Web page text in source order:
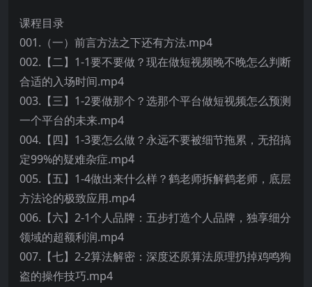
课程目录
001.（一）前言方法之下还有方法.mp4
002.【二】1-1要不要做？现在做短视频晚不晚怎么判断
合适的入场时间.mp4
003.【三】1-2要做那个？选那个平台做短视频怎么预测
一个平台的未来.mp4
004.【四】1-3要怎么做？永远不要被细节拖累，无招搞
定99%的疑难杂症.mp4
005.【五】1-4做出来什么样？鹤老师拆解鹤老师，底层
方法论的极致应用.mp4
006.【六】2-1个人品牌：五步打造个人品牌，独享细分
领域的超额利润.mp4
007.【七】2-2算法解密：深度还原算法原理扔掉鸡鸣狗
盗的操作技巧.mp4